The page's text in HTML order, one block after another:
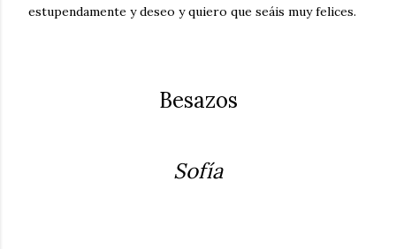
estupendamente y deseo y quiero que seáis muy felices.
Besazos
Sofía